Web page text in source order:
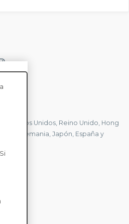
Estados Unidos, Reino Unido, Hong
Alemania, Japón, España y